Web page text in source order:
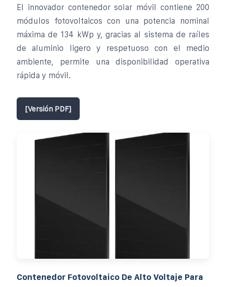
El innovador contenedor solar móvil contiene 200
módulos fotovoltaicos con una potencia nominal
máxima de 134 kWp y, gracias al sistema de raíles
de aluminio ligero y respetuoso con el medio
ambiente, permite una disponibilidad operativa
rápida y móvil.
[Versión PDF]
Contenedor Fotovoltaico De Alto Voltaje Para